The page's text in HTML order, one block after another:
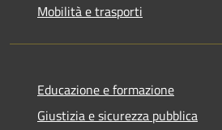
Mobilità e trasporti
Educazione e formazione
Giustizia e sicurezza pubblica